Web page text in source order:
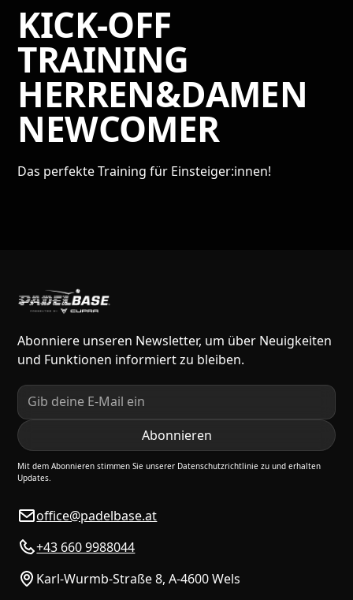
KICK-OFF
TRAINING
HERREN&DAMEN
NEWCOMER
Das perfekte Training für Einsteiger:innen!
Abonniere unseren Newsletter, um über Neuigkeiten
und Funktionen informiert zu bleiben.
Mit dem Abonnieren stimmen Sie unserer Datenschutzrichtlinie zu und erhalten
Updates.
office@padelbase.at
+43 660 9988044
Karl-Wurmb-Straße 8, A-4600 Wels